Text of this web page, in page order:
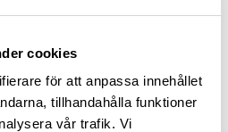
cookies
för att anpassa innehållet
tillhandahålla funktioner
vår trafik. Vi